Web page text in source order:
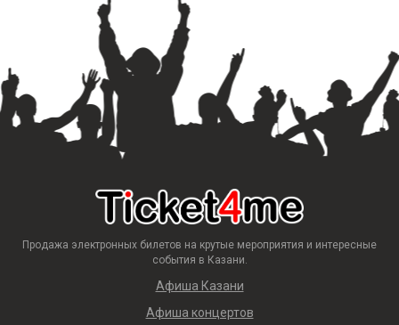
Продажа электронных билетов на крутые мероприятия и интересные
события в Казани.
Афиша Казани
Афиша концертов